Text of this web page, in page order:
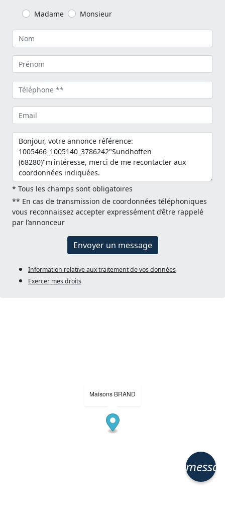
Madame Monsieur
* Tous les champs sont obligatoires
** En cas de transmission de coordonnées téléphoniques
vous reconnaissez accepter expressément d’être rappelé
par l’annonceur
Envoyer un message
Information relative aux traitement de vos données
Exercer mes droits
Maisons BRAND